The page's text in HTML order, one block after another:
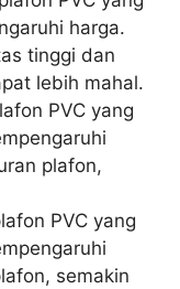
harga.
tinggi dan
lebih mahal.
PVC yang
plafon,
PVC yang
semakin